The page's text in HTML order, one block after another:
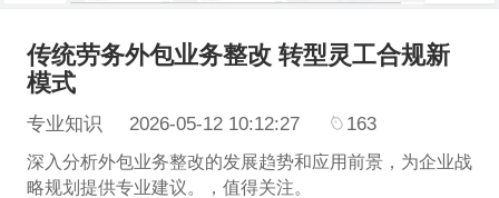
传统劳务外包业务整改 转型灵工合规新
模式
专业知识 2026-05-12 10:12:27 163
深入分析外包业务整改的发展趋势和应用前景，为企业战
略规划提供专业建议。，值得关注。